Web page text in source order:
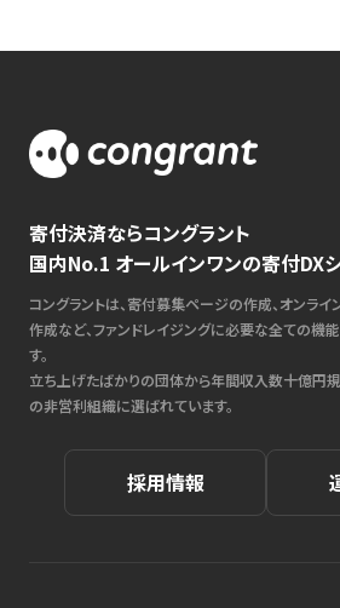
寄付決済ならコングラント
国内No.1 オールインワンの寄付DX
コングラントは、寄付募集ページの作成、オンラ
作成など、ファンドレイジングに必要な全ての機
す。
立ち上げたばかりの団体から年間収入数十億円
の非営利組織に選ばれています。
採用情報